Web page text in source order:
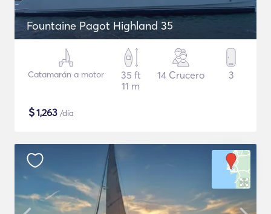
Fountaine Pagot Highland 35
Catamarán a motor
35 ft
11 m
14 Crucero 3
$1,263 /día